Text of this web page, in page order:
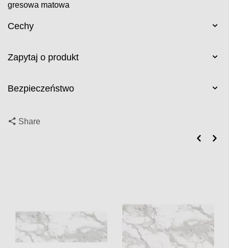
gresowa matowa
Cechy
Zapytaj o produkt
Bezpieczeństwo
Share